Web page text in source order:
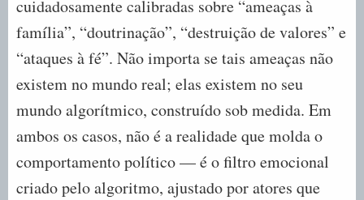
cuidadosamente calibradas sobre “ameaças à
família”, “doutrinação”, “destruição de valores” e
“ataques à fé”. Não importa se tais ameaças não
existem no mundo real; elas existem no seu
mundo algorítmico, construído sob medida. Em
ambos os casos, não é a realidade que molda o
comportamento político — é o filtro emocional
criado pelo algoritmo, ajustado por atores que